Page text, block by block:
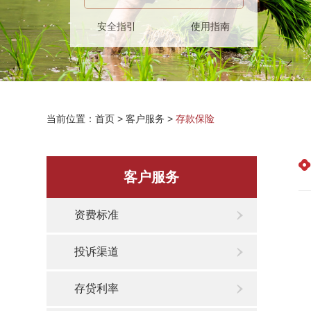
安全指引 使用指南
当前位置：首页 >客户服务 >存款保险
客户服务
资费标准
投诉渠道
存贷利率